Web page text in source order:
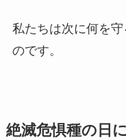
私たちは次に何を
のです。
絶滅危惧種の日